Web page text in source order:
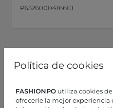
Política de cookies
FASHIONPO utiliza cookies
ofrecerle la mejor experiencia
P63260004166C1